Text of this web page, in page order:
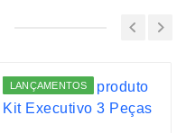
LANÇAMENTOS